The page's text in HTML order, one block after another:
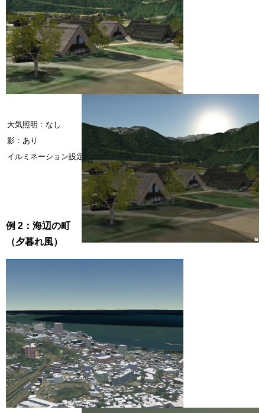
大気照明：なし
影：あり
イルミネーション設定：カメラからの天頂位置
大気照明：なし
イルミネーショ
例 2：海辺の町
（夕暮れ風）